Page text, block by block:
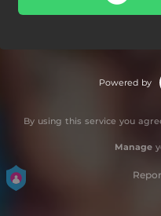
Powered by
By using this service you
Manage